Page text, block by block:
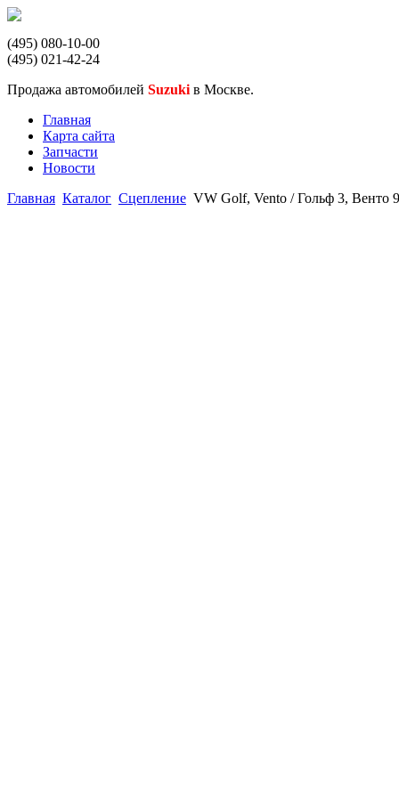
(495) 080-10-00
(495) 021-42-24
Продажа автомобилей Suzuki в Москве.
Главная
Карта сайта
Запчасти
Новости
Главная Каталог Сцепление VW Golf, Vento / Гольф 3, Венто